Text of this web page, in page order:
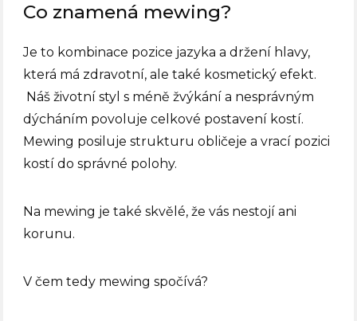
Co znamená mewing?
Je to kombinace pozice jazyka a držení hlavy,
která má zdravotní, ale také kosmetický efekt.
Náš životní styl s méně žvýkání a nesprávným
dýcháním povoluje celkové postavení kostí.
Mewing posiluje strukturu obličeje a vrací pozici
kostí do správné polohy.
Na mewing je také skvělé, že vás nestojí ani
korunu.
V čem tedy mewing spočívá?